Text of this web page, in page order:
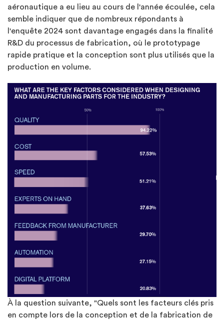
aéronautique a eu lieu au cours de l'année écoulée, cela
semble indiquer que de nombreux répondants à
l'enquête 2024 sont davantage engagés dans la finalité
R&D du processus de fabrication, où le prototypage
rapide pratique et la conception sont plus utilisés que la
production en volume.
À la question suivante, "Quels sont les facteurs clés pris
en compte lors de la conception et de la fabrication de